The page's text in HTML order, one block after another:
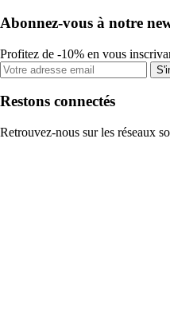
Abonnez-vous à notre
Profitez de -10% en vous
Restons connectés
Retrouvez-nous sur les réseaux